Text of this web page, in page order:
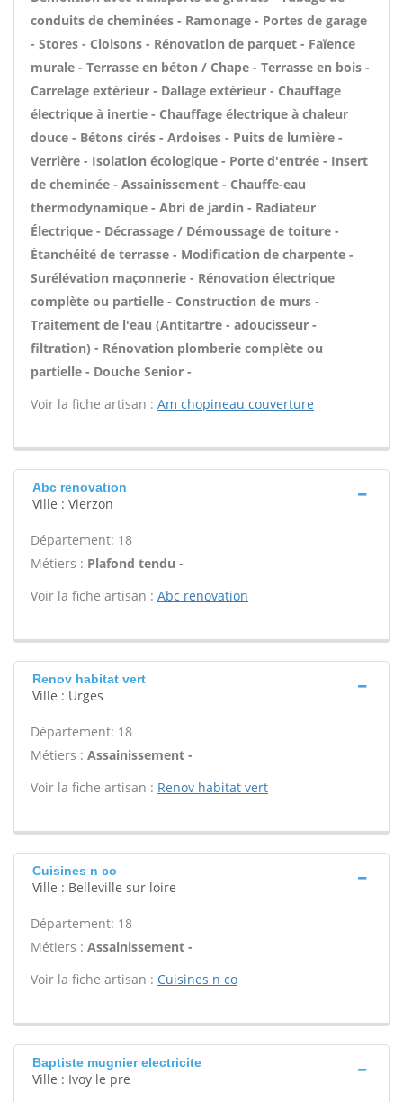
conduits de cheminées - Ramonage - Portes de garage
- Stores - Cloisons - Rénovation de parquet - Faïence
murale - Terrasse en béton / Chape - Terrasse en bois -
Carrelage extérieur - Dallage extérieur - Chauffage
électrique à inertie - Chauffage électrique à chaleur
douce - Bétons cirés - Ardoises - Puits de lumière -
Verrière - Isolation écologique - Porte d'entrée - Insert
de cheminée - Assainissement - Chauffe-eau
thermodynamique - Abri de jardin - Radiateur
Électrique - Décrassage / Démoussage de toiture -
Étanchéité de terrasse - Modification de charpente -
Surélévation maçonnerie - Rénovation électrique
complète ou partielle - Construction de murs -
Traitement de l'eau (Antitartre - adoucisseur -
filtration) - Rénovation plomberie complète ou
partielle - Douche Senior -
Voir la fiche artisan : Am chopineau couverture
Abc renovation
Ville : Vierzon
Département: 18
Métiers : Plafond tendu -
Voir la fiche artisan : Abc renovation
Renov habitat vert
Ville : Urges
Département: 18
Métiers : Assainissement -
Voir la fiche artisan : Renov habitat vert
Cuisines n co
Ville : Belleville sur loire
Département: 18
Métiers : Assainissement -
Voir la fiche artisan : Cuisines n co
Baptiste mugnier electricite
Ville : Ivoy le pre